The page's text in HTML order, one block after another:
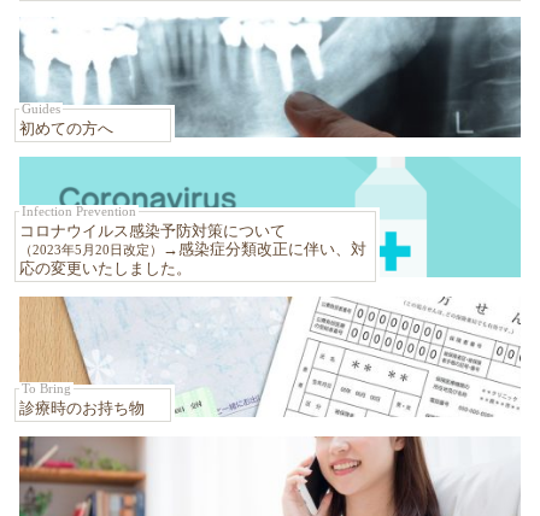
Guides
初めての方へ
Infection Prevention
コロナウイルス感染予防対策について
（2023年5月20日改定） →感染症分類改正に伴い、 対
応の変更いたしました。
To Bring
診療時のお持ち物